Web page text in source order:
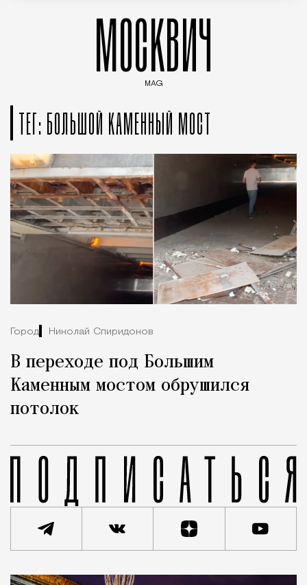
МОСКВИЧ
MAG
ТЕГ: БОЛЬШОЙ КАМЕННЫЙ МОСТ
Город Николай Спиридонов
В переходе под Большим
Каменным мостом обрушился
потолок